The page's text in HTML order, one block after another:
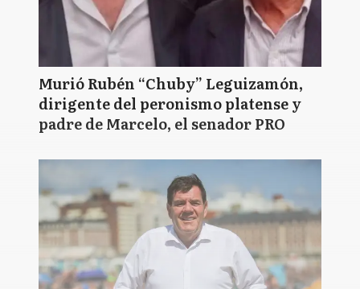
Murió Rubén “Chuby” Leguizamón,
dirigente del peronismo platense y
padre de Marcelo, el senador PRO